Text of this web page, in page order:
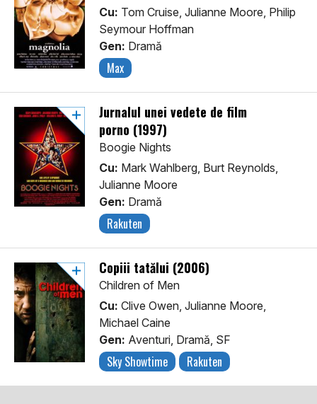
Cu: Tom Cruise, Julianne Moore, Philip
Seymour Hoffman
Gen: Dramă
Max
Jurnalul unei vedete de film
porno (1997)
Boogie Nights
Cu: Mark Wahlberg, Burt Reynolds,
Julianne Moore
Gen: Dramă
Rakuten
Copiii tatălui (2006)
Children of Men
Cu: Clive Owen, Julianne Moore,
Michael Caine
Gen: Aventuri, Dramă, SF
Sky Showtime Rakuten